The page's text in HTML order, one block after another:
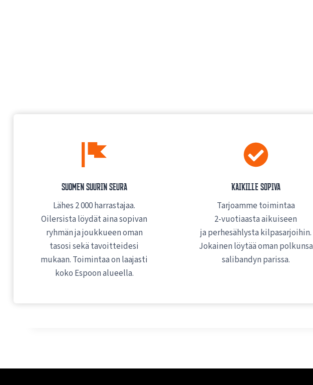
Suomen suurin seura
Lähes 2 000 harrastajaa.
Oilersista löydät aina sopivan
ryhmän ja joukkueen oman
tasosi sekä tavoitteidesi
mukaan. Toimintaa on laajasti
koko Espoon alueella.
Kaikille sopiva
Tarjoamme toimintaa
2-vuotiaasta aikuiseen
ja perhesählysta kilpasarjoihin.
Jokainen löytää oman polkunsa
salibandyn parissa.